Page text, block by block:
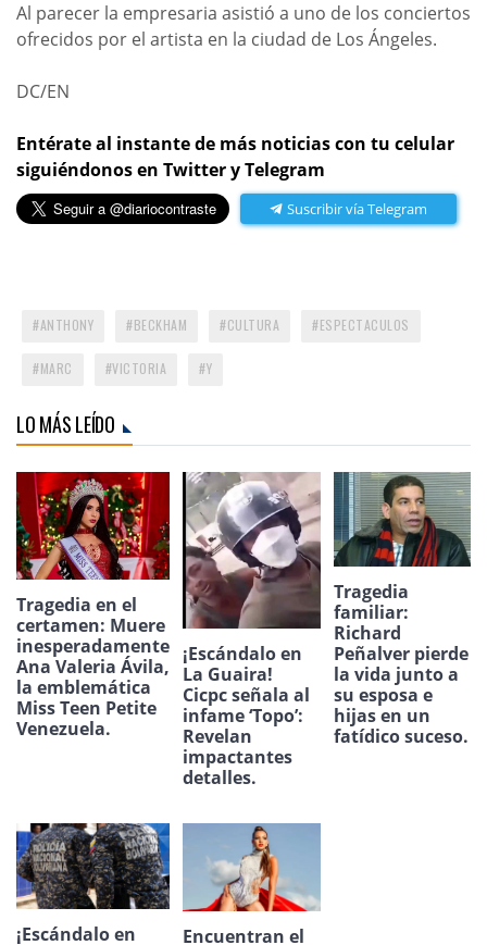
Al parecer la empresaria asistió a uno de los conciertos
ofrecidos por el artista en la ciudad de Los Ángeles.
DC/EN
Entérate al instante de más noticias con tu celular
siguiéndonos en Twitter y Telegram
Suscribir vía Telegram
ANTHONY BECKHAM CULTURA ESPECTACULOS
MARC VICTORIA Y
LO MÁS LEÍDO
Tragedia en el
certamen: Muere
inesperadamente
Ana Valeria Ávila,
la emblemática
Miss Teen Petite
Venezuela.
¡Escándalo en
La Guaira!
Cicpc señala al
infame ‘Topo’:
Revelan
impactantes
detalles.
Tragedia
familiar:
Richard
Peñalver pierde
la vida junto a
su esposa e
hijas en un
fatídico suceso.
¡Escándalo en
Encuentran el